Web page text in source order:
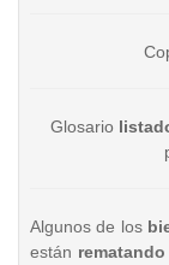
Glosario
Algunos de los
están rematando